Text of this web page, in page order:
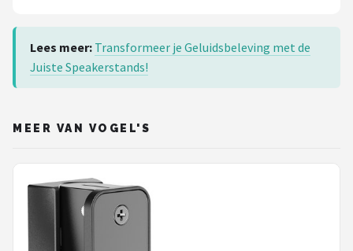
Lees meer: Transformeer je Geluidsbeleving met de
Juiste Speakerstands!
MEER VAN VOGEL'S